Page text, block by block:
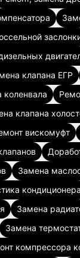
клапана ЕГР
клапана
вискомуфт
Замена
кондиционера
Замена
Замена
компрессора